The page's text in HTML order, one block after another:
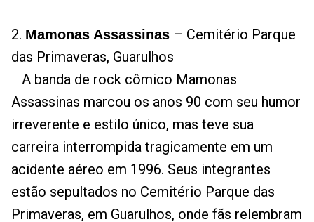
2. Mamonas Assassinas – Cemitério Parque
das Primaveras, Guarulhos
A banda de rock cômico Mamonas
Assassinas marcou os anos 90 com seu humor
irreverente e estilo único, mas teve sua
carreira interrompida tragicamente em um
acidente aéreo em 1996. Seus integrantes
estão sepultados no Cemitério Parque das
Primaveras, em Guarulhos, onde fãs relembram